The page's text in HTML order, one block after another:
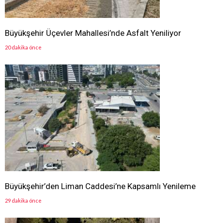
Büyükşehir Üçevler Mahallesi’nde Asfalt Yeniliyor
20 dakika önce
Büyükşehir’den Liman Caddesi’ne Kapsamlı Yenileme
29 dakika önce